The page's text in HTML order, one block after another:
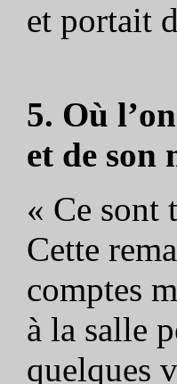
et portait
5. Où
et de son
« Ce sont
Cette
comptes
à la salle
quelques